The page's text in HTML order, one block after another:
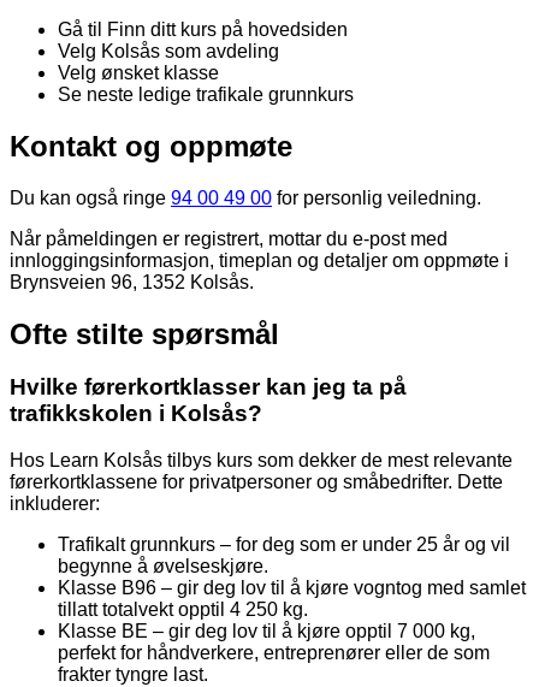
Gå til Finn ditt kurs på hovedsiden
Velg Kolsås som avdeling
Velg ønsket klasse
Se neste ledige trafikale grunnkurs
Kontakt og oppmøte
Du kan også ringe 94 00 49 00 for personlig veiledning.
Når påmeldingen er registrert, mottar du e-post med
innloggingsinformasjon, timeplan og detaljer om oppmøte i
Brynsveien 96, 1352 Kolsås.
Ofte stilte spørsmål
Hvilke førerkortklasser kan jeg ta på
trafikkskolen i Kolsås?
Hos Learn Kolsås tilbys kurs som dekker de mest relevante
førerkortklassene for privatpersoner og småbedrifter. Dette
inkluderer:
Trafikalt grunnkurs – for deg som er under 25 år og vil
begynne å øvelseskjøre.
Klasse B96 – gir deg lov til å kjøre vogntog med samlet
tillatt totalvekt opptil 4 250 kg.
Klasse BE – gir deg lov til å kjøre opptil 7 000 kg,
perfekt for håndverkere, entreprenører eller de som
frakter tyngre last.